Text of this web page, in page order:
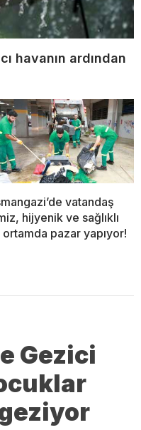
havanın ardından
vatandaş
hijyenik ve sağlıklı
ortamda pazar yapıyor!
Gezici